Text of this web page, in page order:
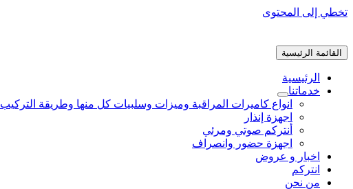
تخطي إلى المحتوى
القائمة الرئيسية
الرئيسية
خدماتنا
انواع كاميرات المراقبة وميزات وسلبيات كل منها وطريقة التركيب
اجهزة إنذار
أنتركم صوتي ومرئي
اجهزة حضور وانصراف
اخبار و عروض
انتركم
من نحن